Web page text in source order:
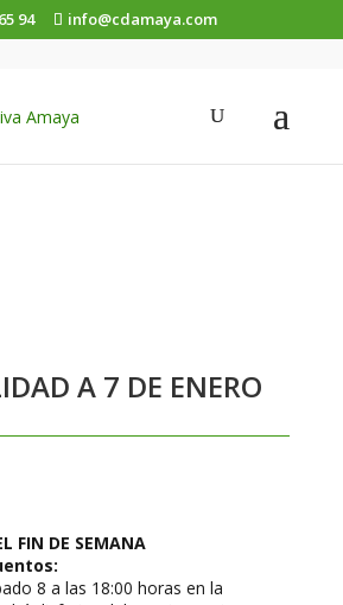
94 info@cdamaya.com
A 7 DE ENERO
FIN DE SEMANA
8 a las 18:00 horas en la